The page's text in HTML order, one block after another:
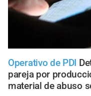
Operativo de PDI
pareja por
material de abuso